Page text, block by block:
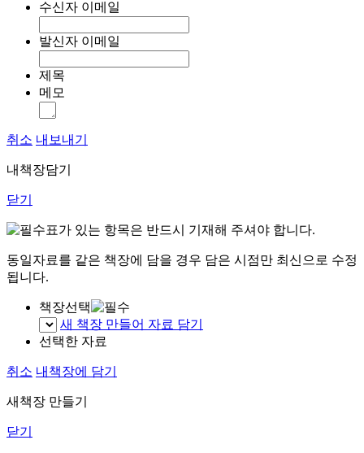
수신자 이메일
발신자 이메일
제목
메모
취소 내보내기
내책장담기
닫기
표가 있는 항목은 반드시 기재해 주셔야 합니다.
동일자료를 같은 책장에 담을 경우 담은 시점만 최신으로 수정
됩니다.
책장선택
새 책장 만들어 자료 담기
선택한 자료
취소 내책장에 담기
새책장 만들기
닫기